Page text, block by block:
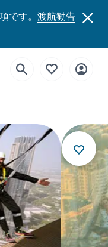
です。 渡航勧告